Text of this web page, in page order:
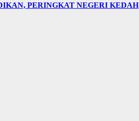
PERINGKAT NEGERI KEDAH